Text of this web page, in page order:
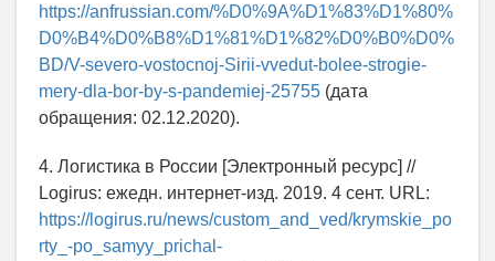
https://anfrussian.com/%D0%9A%D1%83%D1%80%
D0%B4%D0%B8%D1%81%D1%82%D0%B0%D0%
BD/V-severo-vostocnoj-Sirii-vvedut-bolee-strogie-
mery-dla-bor-by-s-pandemiej-25755 (дата
обращения: 02.12.2020).
4. Логистика в России [Электронный ресурс] //
Logirus: ежедн. интернет-изд. 2019. 4 сент. URL:
https://logirus.ru/news/custom_and_ved/krymskie_po
rty_-po_samyy_prichal-